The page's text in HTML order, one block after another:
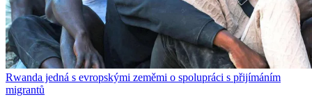
Rwanda jedná s evropskými zeměmi o spolupráci s přijímáním
migrantů